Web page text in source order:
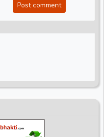
Post comment